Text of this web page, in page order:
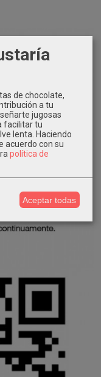
de chocolate,
a tu
jugosas
facilitar tu
lenta. Haciendo
acuerdo con su
política de
Aceptar todas